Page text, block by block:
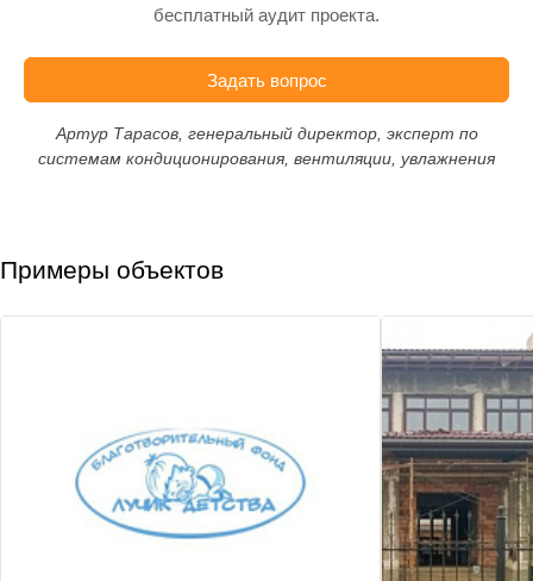
бесплатный аудит проекта.
Задать вопрос
Артур Тарасов, генеральный директор, эксперт по
системам кондиционирования, вентиляции, увлажнения
Примеры объектов